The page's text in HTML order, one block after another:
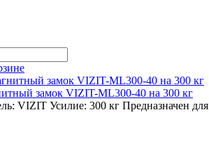
замок VIZIT-ML300-40 на 300 кг
VIZIT Усилие: 300 кг Предназначен